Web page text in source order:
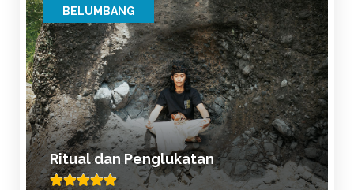
BELUMBANG
Ritual dan Penglukatan